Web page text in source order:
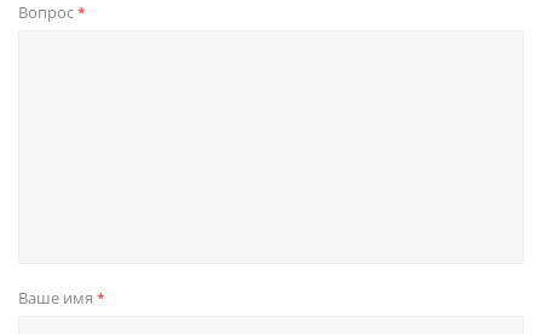
Вопрос*
Ваше имя *